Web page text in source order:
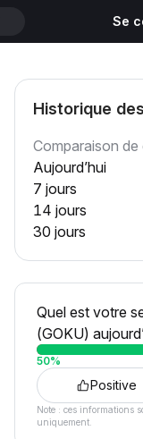
Se
Historique
Comparaison de
Aujourd’hui
7 jours
14 jours
30 jours
Quel est votre
(GOKU)
50%
Positive
Note : ces informations
uniquement.